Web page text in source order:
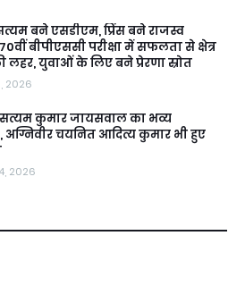
बने एसडीएम, प्रिंस बने राजस्व
बीपीएससी परीक्षा में सफलता से क्षेत्र
लहर, युवाओं के लिए बने प्रेरणा स्रोत
2026
कुमार जायसवाल का भव्य
चयनित आदित्य कुमार भी हुए
2026